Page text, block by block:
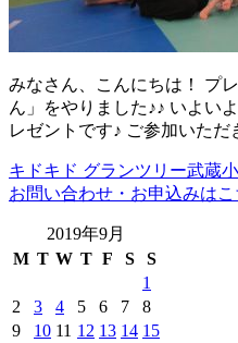
みなさん、こんにちは！ プ
ん」をやりました♪♪ いよい
レゼントです♪ ご参加いた
キドキド グランツリー武蔵
お問い合わせ・お申込みはこ
2019年9月
M T W T F S
S
1
2
3 4 5 6 7
8
9
10 11 12 13 14 15